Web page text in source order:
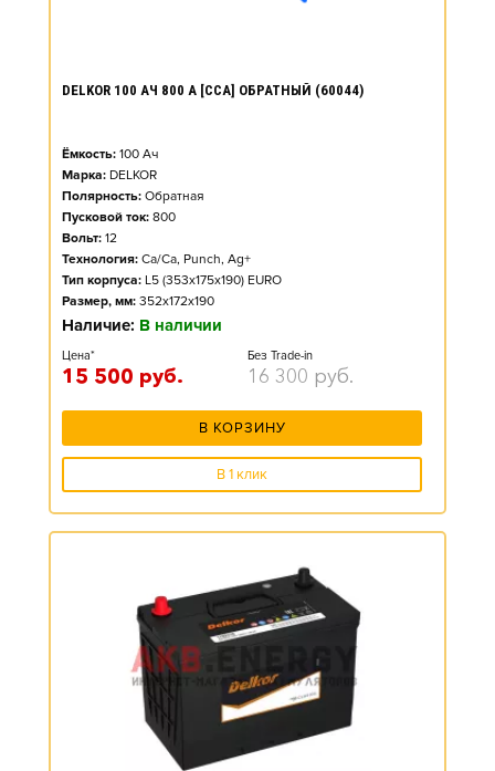
DELKOR 100 АЧ 800 А [CCA] ОБРАТНЫЙ (60044)
Ёмкость: 100 Ач
Марка: DELKOR
Полярность: Обратная
Пусковой ток: 800
Вольт: 12
Технология: Ca/Ca, Punch, Ag+
Тип корпуса: L5 (353x175x190) EURO
Размер, мм: 352x172x190
Наличие: В наличии
Цена*
15 500 руб.
Без Trade-in
16 300 руб.
В КОРЗИНУ
В 1 клик